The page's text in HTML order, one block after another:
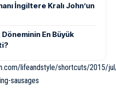
İngiltere Kralı John’un
En Büyük
lifeandstyle/shortcuts/2015/
sausages